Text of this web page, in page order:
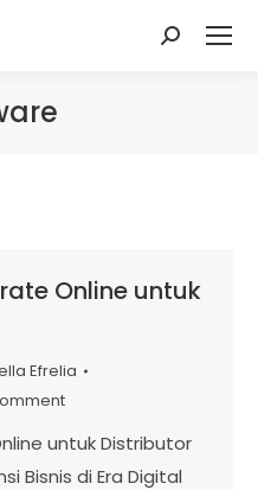
Search:
Online untuk
Efrelia
untuk Distributor
Bisnis di Era Digital